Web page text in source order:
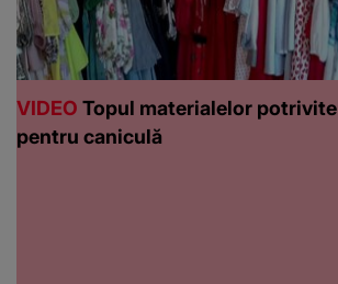
VIDEO Topul materialelor potrivite
pentru caniculă